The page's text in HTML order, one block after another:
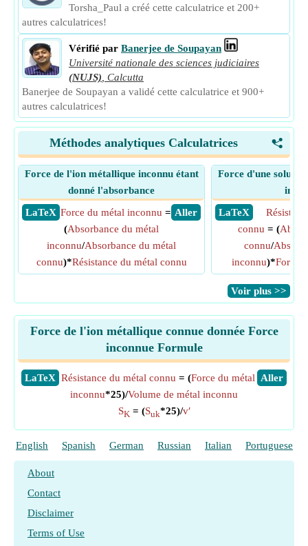
Torsha_Paul a créé cette calculatrice et 200+
autres calculatrices!
Vérifié par Banerjee de Soupayan
Université nationale des sciences judiciaires
(NUJS) Calcutta
Banerjee de Soupayan a validé cette calculatrice et 900+
autres calculatrices!
<
Méthodes analytiques Calculatrices
Force de l'ion métallique inconnu étant
donné l'absorbance
​ LaTeX
​ Aller
Force du métal inconnu =
(Absorbance du métal
inconnu/Absorbance du métal
connu)*Résistance du métal connu
Force d'une
​ LaTeX
connu = (
connu/
inconnu)*Force
​Voir plus >>
Force de l'ion métallique connue donnée Force
inconnue Formule
​LaTeX ​Aller
Résistance du métal connu = (Force du métal
inconnu*25)/Volume de métal inconnu
SK= (Suk*25)/v′
English Spanish German Russian Italian Portuguese
About
Contact
Disclaimer
Terms of Use